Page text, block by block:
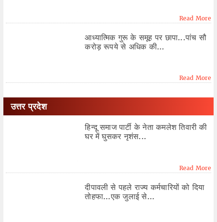
Read More
आध्यात्मिक गुरू के समूह पर छापा...पांच सौ
करोड़ रूपये से अधिक की...
Read More
उत्तर प्रदेश
हिन्दू समाज पार्टी के नेता कमलेश तिवारी की
घर में घुसकर नृशंस...
Read More
दीपावली से पहले राज्य कर्मचारियों को दिया
तोहफा...एक जुलाई से...